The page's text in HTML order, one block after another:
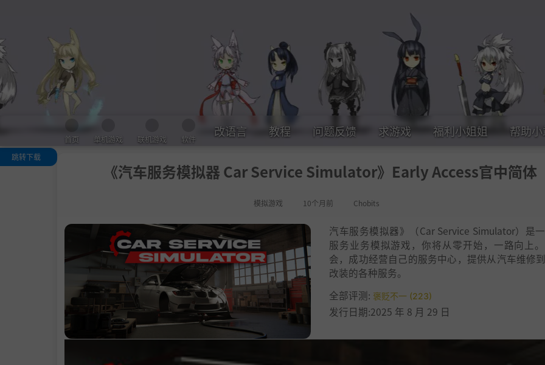
首页 单机游戏 联机游戏 软件
改语言 教程 问题反馈 求游戏 福利小姐姐 帮助
《汽车服务模拟器 Car Service Simulator》Early Access官中简体
模拟游戏 10个月前 Chobits
跳转下载
汽车服务模拟器》（Car Service Simulator）是
服务业务模拟游戏，你将从零开始，一路向上
会，成功经营自己的服务中心，提供从汽车维修
改装的各种服务。
全部评测: 褒贬不一 (223)
发行日期:2025 年 8 月 29 日